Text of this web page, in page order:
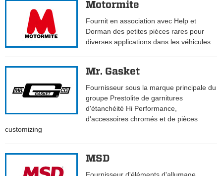
Motormite
Fournit en association avec Help et
Dorman des petites pièces rares pour
diverses applications dans les véhicules.
Mr. Gasket
Fournisseur sous la marque principale du
groupe Prestolite de garnitures
d'étanchéité Hi Performance,
d'accessoires chromés et de pièces
customizing
MSD